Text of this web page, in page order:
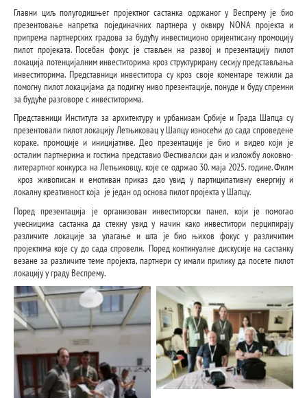
Главни циљ полугодишњег пројектног састанка одржаног у Веспрему је био
презентовање напретка појединачних партнера у оквиру NONA пројекта и
припрема партнерских градова за будућу инвестиционо оријентисану промоцију
пилот пројеката. Посебан фокус је стављен на развој и презентацију пилот
локација потенцијалним инвеститорима кроз структурирану сесију представљања
инвеститорима. Представници инвеститора су кроз своје коментаре тежили да
помогну пилот локацијама да подигну ниво презентације, понуде и буду спремни
за будуће разговоре с инвеститорима.
Представници Института за архитектуру и урбанизам Србије и Града Шапца су
презентовали пилот локацију Летњиковац у Шапцу износећи до сада спроведене
кораке, промоције и иницијативе. Део презентације је био и видео који је
осталим партнерима и гостима представио Фестивалски дан и изложбу локовно-
литерартног конкурса на Летњиковцу, које се одржао 30. маја 2025. године. Филм
кроз живописан и емотиван приказ дао увид у партиципативну енергију и
локалну креативност која је један од основа пилот пројекта у Шапцу.
Поред презентација је организован инвеститорски панел, који је помогао
учесницима састанка да стекну увид у начин како инвеститори перципирају
различите локације за улагање и шта је био њихов фокус у различитим
пројектима које су до сада спровели. Поред континуалне дискусије на састанку
везане за различите теме пројекта, партнери су имали прилику да посете пилот
локацију у граду Веспрему.